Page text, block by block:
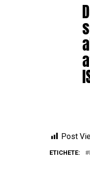
Post
ETICHETE: